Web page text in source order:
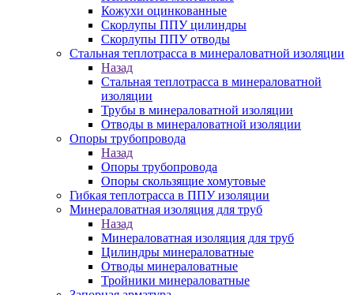
Кожухи оцинкованные
Скорлупы ППУ цилиндры
Скорлупы ППУ отводы
Стальная теплотрасса в минераловатной изоляции
Назад
Стальная теплотрасса в минераловатной
изоляции
Трубы в минераловатной изоляции
Отводы в минераловатной изоляции
Опоры трубопровода
Назад
Опоры трубопровода
Опоры скользящие хомутовые
Гибкая теплотрасса в ППУ изоляции
Минераловатная изоляция для труб
Назад
Минераловатная изоляция для труб
Цилиндры минераловатные
Отводы минераловатные
Тройники минераловатные